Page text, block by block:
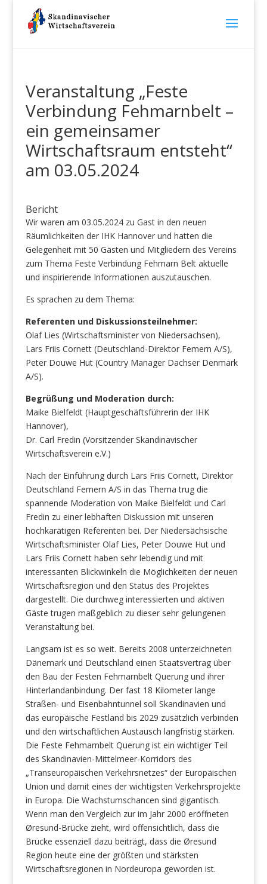
Veranstaltung „Feste
Verbindung Fehmarnbelt –
ein gemeinsamer
Wirtschaftsraum entsteht“
am 03.05.2024
Bericht
Wir waren am 03.05.2024 zu Gast in den neuen
Räumlichkeiten der IHK Hannover und hatten die
Gelegenheit mit 50 Gästen und Mitgliedern des Vereins
zum Thema Feste Verbindung Fehmarn Belt aktuelle
und inspirierende Informationen auszutauschen.
Es sprachen zu dem Thema:
Referenten und Diskussionsteilnehmer:
Olaf Lies (Wirtschaftsminister von Niedersachsen),
Lars Friis Cornett (Deutschland-Direktor Femern A/S),
Peter Douwe Hut (Country Manager Dachser Denmark
A/S).
Begrüßung und Moderation durch:
Maike Bielfeldt (Hauptgeschäftsführerin der IHK
Hannover),
Dr. Carl Fredin (Vorsitzender Skandinavischer
Wirtschaftsverein e.V.)
Nach der Einführung durch Lars Friis Cornett, Direktor
Deutschland Femern A/S in das Thema trug die
spannende Moderation von Maike Bielfeldt und Carl
Fredin zu einer lebhaften Diskussion mit unseren
hochkarätigen Referenten bei. Der Niedersächsische
Wirtschaftsminister Olaf Lies, Peter Douwe Hut und
Lars Friis Cornett haben sehr lebendig und mit
interessanten Blickwinkeln die Möglichkeiten der neuen
Wirtschaftsregion und den Status des Projektes
dargestellt. Die durchweg interessierten und aktiven
Gäste trugen maßgeblich zu dieser sehr gelungenen
Veranstaltung bei.
Langsam ist es so weit. Bereits 2008 unterzeichneten
Dänemark und Deutschland einen Staatsvertrag über
den Bau der Festen Fehmarnbelt Querung und ihrer
Hinterlandanbindung. Der fast 18 Kilometer lange
Straßen- und Eisenbahntunnel soll Skandinavien und
das europäische Festland bis 2029 zusätzlich verbinden
und den wirtschaftlichen Austausch langfristig stärken.
Die Feste Fehmarnbelt Querung ist ein wichtiger Teil
des Skandinavien-Mittelmeer-Korridors des
„Transeuropäischen Verkehrsnetzes“ der Europäischen
Union und damit eines der wichtigsten Verkehrsprojekte
in Europa. Die Wachstumschancen sind gigantisch.
Wenn man den Vergleich zur im Jahr 2000 eröffneten
Øresund-Brücke zieht, wird offensichtlich, dass die
Brücke essenziell dazu beiträgt, dass die Øresund
Region heute eine der größten und stärksten
Wirtschaftsregionen in Nordeuropa geworden ist.